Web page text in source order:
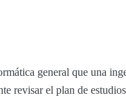
general que una
revisar el plan de